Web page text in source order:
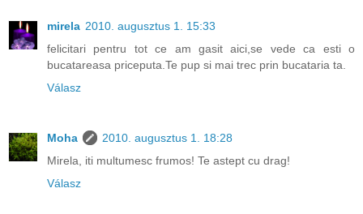
mirela 2010. augusztus 1. 15:33
felicitari pentru tot ce am gasit aici,se vede ca esti o
bucatareasa priceputa.Te pup si mai trec prin bucataria ta.
Válasz
Moha
2010. augusztus 1. 18:28
Mirela, iti multumesc frumos! Te astept cu drag!
Válasz